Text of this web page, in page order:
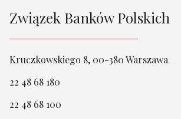
Związek Banków Polskich
Kruczkowskiego 8, 00-380 Warszawa
22 48 68 180
22 48 68 100